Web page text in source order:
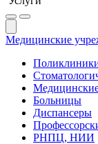
Медицинские
Больницы
Диспансеры
РНПЦ, НИИ